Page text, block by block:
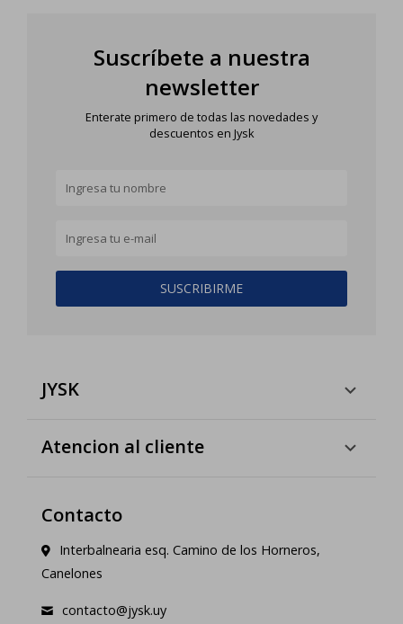
Suscríbete a nuestra
newsletter
Enterate primero de todas las novedades y
descuentos en Jysk
SUSCRIBIRME
JYSK
Atencion al cliente
Contacto
Interbalnearia esq. Camino de los Horneros,
Canelones
contacto@jysk.uy